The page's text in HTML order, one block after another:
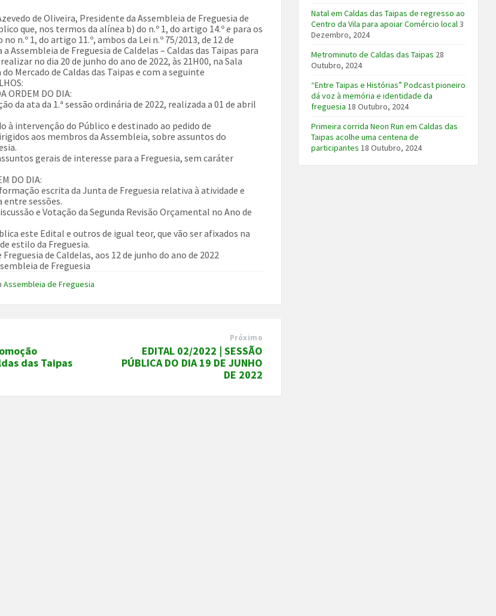
de Oliveira, Presidente da Assembleia de Freguesia de
que, nos termos da alínea b) do n.º 1, do artigo 14.º e para os
n.º 1, do artigo 11.º, ambos da Lei n.º 75/2013, de 12 de
Assembleia de Freguesia de Caldelas – Caldas das Taipas para
no dia 20 de junho do ano de 2022, às 21H00, na Sala
Mercado de Caldas das Taipas e com a seguinte
ORDEM DO DIA:
da ata da 1.ª sessão ordinária de 2022, realizada a 01 de abril
à intervenção do Público e destinado ao pedido de
aos membros da Assembleia, sobre assuntos do
gerais de interesse para a Freguesia, sem caráter
DO DIA:
escrita da Junta de Freguesia relativa à atividade e
sessões.
e Votação da Segunda Revisão Orçamental no Ano de
este Edital e outros de igual teor, que vão ser afixados na
estilo da Freguesia.
Freguesia de Caldelas, aos 12 de junho do ano de 2022
de Freguesia
Assembleia de Freguesia
das Taipas
Próximo
EDITAL 02/2022 | SESSÃO
PÚBLICA DO DIA 19 DE JUNHO
DE 2022
Natal em Caldas das Taipas de regresso ao
Centro da Vila para apoiar Comércio local3
Dezembro, 2024
Metrominuto de Caldas das Taipas 28
Outubro, 2024
“Entre Taipas e Histórias” Podcast pioneiro
dá voz à memória e identidade da
freguesia 18 Outubro, 2024
Primeira corrida Neon Run em Caldas das
Taipas acolhe uma centena de
participantes 18 Outubro, 2024